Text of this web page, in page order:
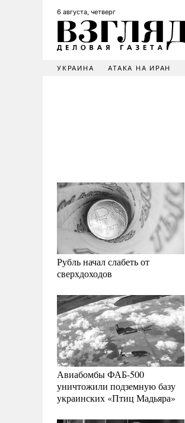
6 августа, четверг
УКРАИНА АТАКА НА ИРАН
Рубль начал слабеть от
сверхдоходов
Авиабомбы ФАБ-500
уничтожили подземную базу
украинских «Птиц Мадьяра»